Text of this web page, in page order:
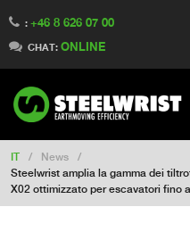
: +46 8 626 07 00
CHAT: ONLINE
Switch to Finland
Switch to Denmark
Switch to China
Switch to Australia
Change market
IT / News
/
Steelwrist amplia la gamma dei
X02 ottimizzato per escavatori fino